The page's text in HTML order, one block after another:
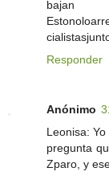
Responder
Anónimo
Leonisa:
pregunta
Zparo, y